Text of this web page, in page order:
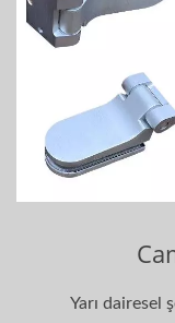
Yarı dairesel